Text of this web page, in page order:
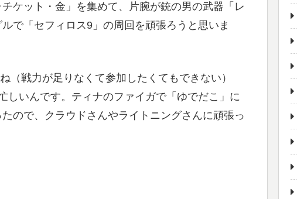
ケット・金」を集めて、片腕が銃の男の武器「レ
で「セフィロス9」の周回を頑張ろうと思いま
（戦力が足りなくて参加したくてもできない）
しいんです。ティナのファイガで「ゆでだこ」に
ので、クラウドさんやライトニングさんに頑張っ